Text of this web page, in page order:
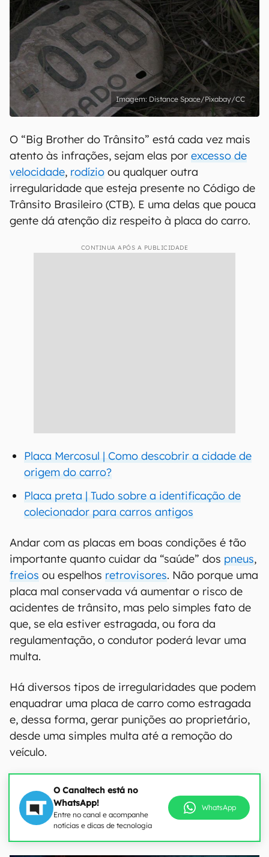
Distance Space/Pixabay/CC
O “Big Brother do Trânsito” está cada vez mais
atento às infrações, sejam elas por excesso de
velocidade, rodízio ou qualquer outra
irregularidade que esteja presente no Código de
Trânsito Brasileiro (CTB). E uma delas que pouca
gente dá atenção diz respeito à placa do carro.
CONTINUA APÓS A PUBLICIDADE
Placa Mercosul | Como descobrir a cidade de
origem do carro?
Placa preta | Tudo sobre a identificação de
colecionador para carros antigos
Andar com as placas em boas condições é tão
importante quanto cuidar da “saúde” dos pneus,
freios ou espelhos retrovisores. Não porque uma
placa mal conservada vá aumentar o risco de
acidentes de trânsito, mas pelo simples fato de
que, se ela estiver estragada, ou fora da
regulamentação, o condutor poderá levar uma
multa.
Há diversos tipos de irregularidades que podem
enquadrar uma placa de carro como estragada
e, dessa forma, gerar punições ao proprietário,
desde uma simples multa até a remoção do
veículo.
O Canaltech está no
WhatsApp!
Entre no canal e acompanhe
notícias e dicas de tecnologia
WhatsApp